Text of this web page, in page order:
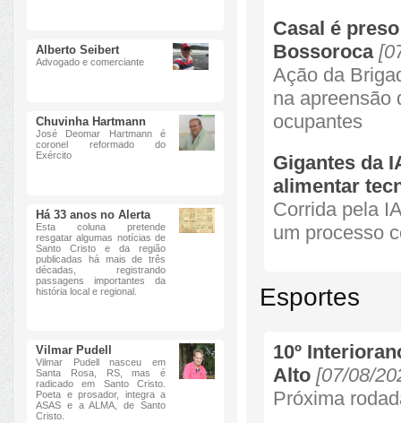
Alberto Seibert
Advogado e comerciante
Chuvinha Hartmann
José Deomar Hartmann é
coronel reformado do
Exército
Há 33 anos no Alerta
Esta coluna pretende
resgatar algumas notícias de
Santo Cristo e da região
publicadas há mais de três
décadas, registrando
passagens importantes da
história local e regional.
Vilmar Pudell
Vilmar Pudell nasceu em
Santa Rosa, RS, mas é
radicado em Santo Cristo.
Poeta e prosador, integra a
ASAS e a ALMA, de Santo
Cristo.
Casal é
Bossoroca
Ação da
na apreensão
ocupantes
Gigantes da
alimentar
Corrida pela
um processo
Esportes
10º
Alto [07/08/
Próxima